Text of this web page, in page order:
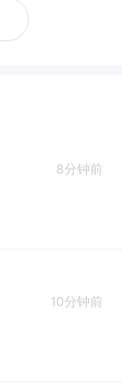
8分钟前
10分钟前